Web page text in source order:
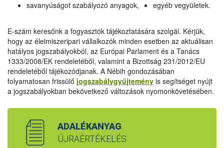
savanyúságot szabályozó anyagok,
egyéb vegyületek.
E-szám keresőnk a fogyasztók tájékoztatására szolgál. Kérjük,
hogy az élelmiszeripari vállalkozók minden esetben az aktuálisan
hatályos jogszabályokból, az Európai Parlament és a Tanács
1333/2008/EK rendeletéből, valamint a Bizottság 231/2012/EU
rendeletéből tájékozódjanak. A Nébih gondozásában
folyamatosan frissülő jogszabálygyűjtemény is segítséget nyújt
a jogszabályokban bekövetkező változások nyomonkövetésében.
ADALÉKANYAG
ÚJRAÉRTÉKELÉS